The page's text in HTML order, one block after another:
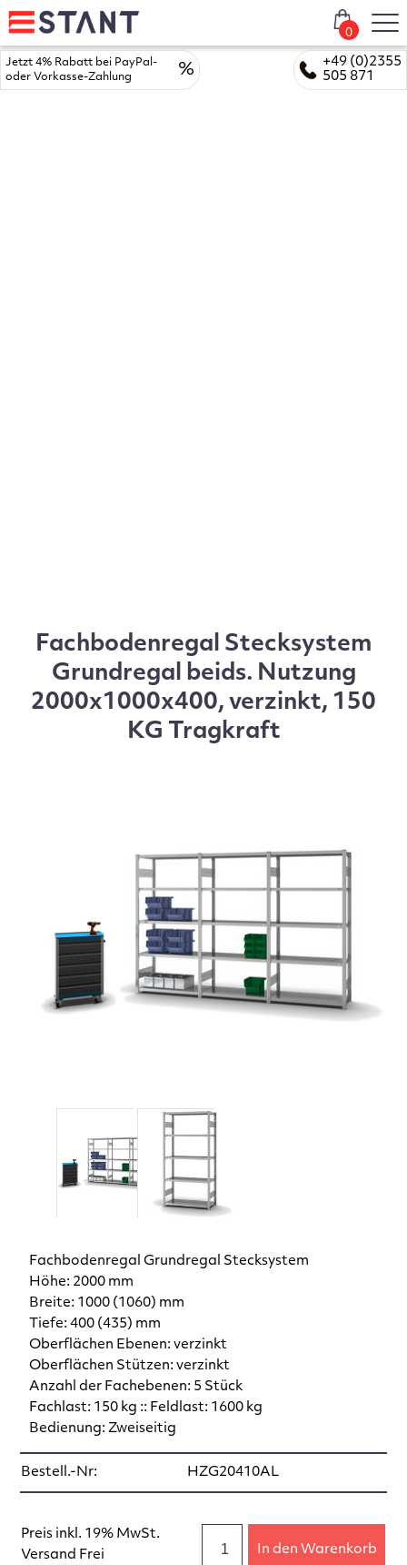
+49 (0)2355
505 871
Jetzt 4% Rabatt bei PayPal-
oder Vorkasse-Zahlung
%
0
Fachbodenregal Stecksystem
Grundregal beids. Nutzung
2000x1000x400, verzinkt, 150
KG Tragkraft
Fachbodenregal Grundregal Stecksystem
Höhe: 2000 mm
Breite: 1000 (1060) mm
Tiefe: 400 (435) mm
Oberflächen Ebenen: verzinkt
Oberflächen Stützen: verzinkt
Anzahl der Fachebenen: 5 Stück
Fachlast: 150 kg :: Feldlast: 1600 kg
Bedienung: Zweiseitig
Bestell.-Nr: HZG20410AL
Preis inkl. 19% MwSt.
Versand Frei
In den Warenkorb